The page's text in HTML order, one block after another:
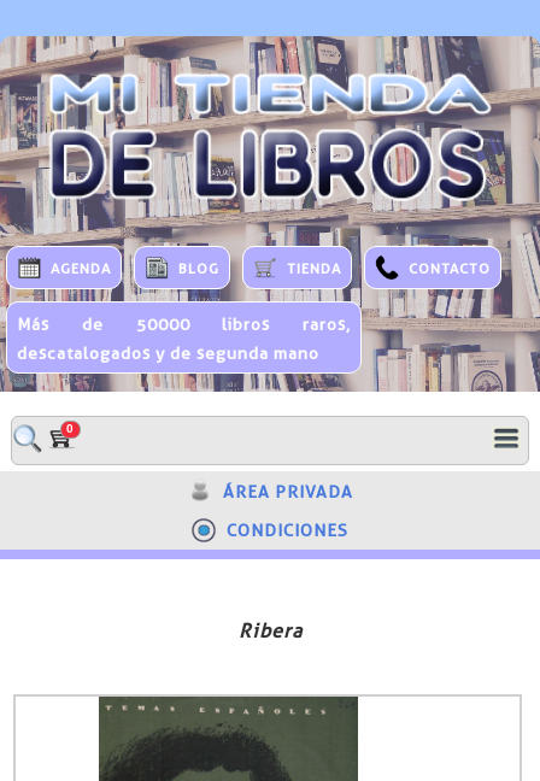
AGENDA BLOG TIENDA CONTACTO
Más de 50000 libros raros,
descatalogados y de segunda mano
0
ÁREA PRIVADA
CONDICIONES
Ribera